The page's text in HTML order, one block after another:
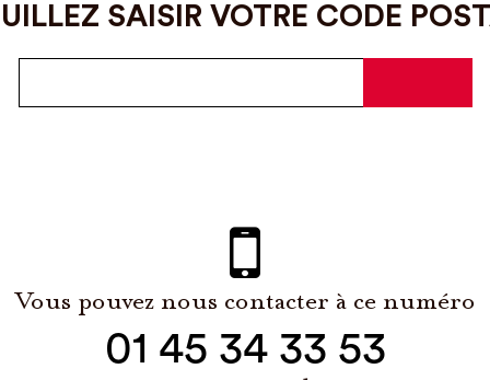
SAISIR VOTRE CODE
Vous pouvez nous contacter à ce numéro
01 45 34 33 53